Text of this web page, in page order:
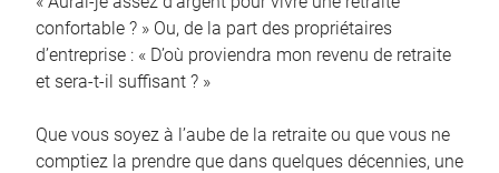
confortable ? » Ou, de la part des propriétaires
d’entreprise : « D’où proviendra mon revenu de retraite
et sera-t-il suffisant ? »
Que vous soyez à l’aube de la retraite ou que vous ne
comptiez la prendre que dans quelques décennies, une